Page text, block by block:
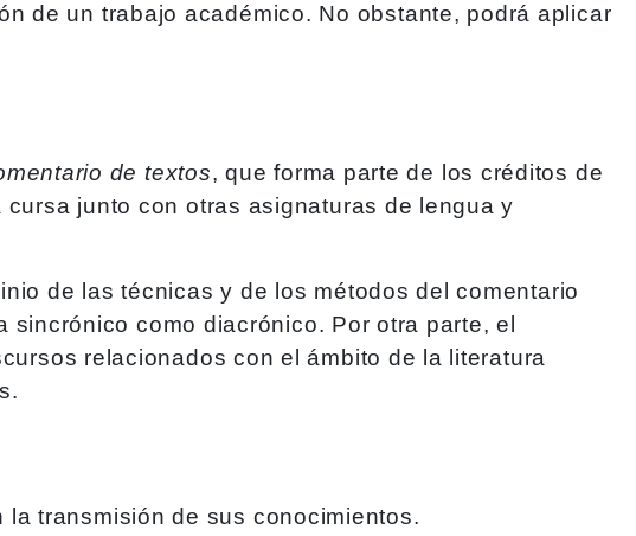
de un trabajo académico. No obstante, podrá aplicar
de textos, que forma parte de los créditos de
junto con otras asignaturas de lengua y
de las técnicas y de los métodos del comentario
como diacrónico. Por otra parte, el
relacionados con el ámbito de la literatura
transmisión de sus conocimientos.